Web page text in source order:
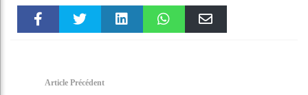
Article Précédent